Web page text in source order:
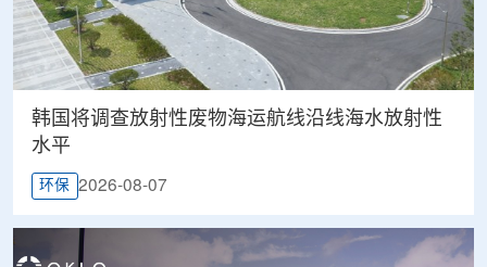
韩国将调查放射性废物海运航线沿线海水放射性
水平
环保 2026-08-07